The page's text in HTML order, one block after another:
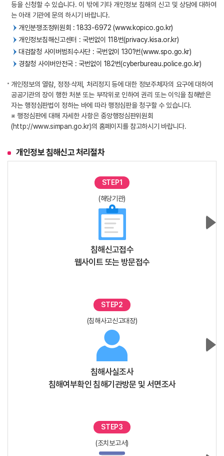
등을 신청할 수 있습니다. 이 밖에 기타 개인정보 침해의 신고 및 상담에 대하여
는 아래 기관에 문의 하시기 바랍니다.
개인분쟁조정위원회 : 1833-6972(www.kopico.go.kr)
개인정보침해신고센터 : 국번없이 118번(privacy.kisa.or.kr)
대검찰청 사이버범죄수사단 : 국번없이 1301번(www.spo.go.kr)
경찰청 사이버안전국 : 국번없이 182번(cyberbureau.police.go.kr)
개인정보의 열람, 정정·삭제, 처리정지 등에 대한 정보주체자의 요구에 대하여
공공기관의 장이 행한 처분 또는 부작위로 인하여 권리 또는 이익을 침해받은
자는 행정심판법이 정하는 바에 따라 행정심판을 청구할 수 있습니다.
※ 행정심판에 대해 자세한 사항은 중앙행정심판위원회
(http://www.simpan.go.kr)의 홈페이지를 참고하시기 바랍니다.
개인정보 침해신고 처리절차
STEP1
(해당기관)
침해신고접수
웹사이트 또는 방문접수
STEP2
(침해사고신고대장)
침해사실조사
침해여부확인 침해기관방문 및 서면조사
STEP3
(조치보고서)